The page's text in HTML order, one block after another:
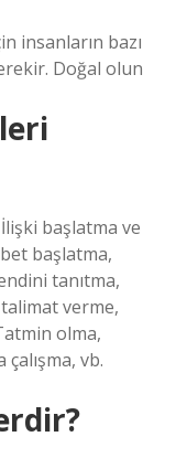
insanların bazı
Doğal olun
İlişki başlatma ve
başlatma,
tanıtma,
verme,
olma,
vb.